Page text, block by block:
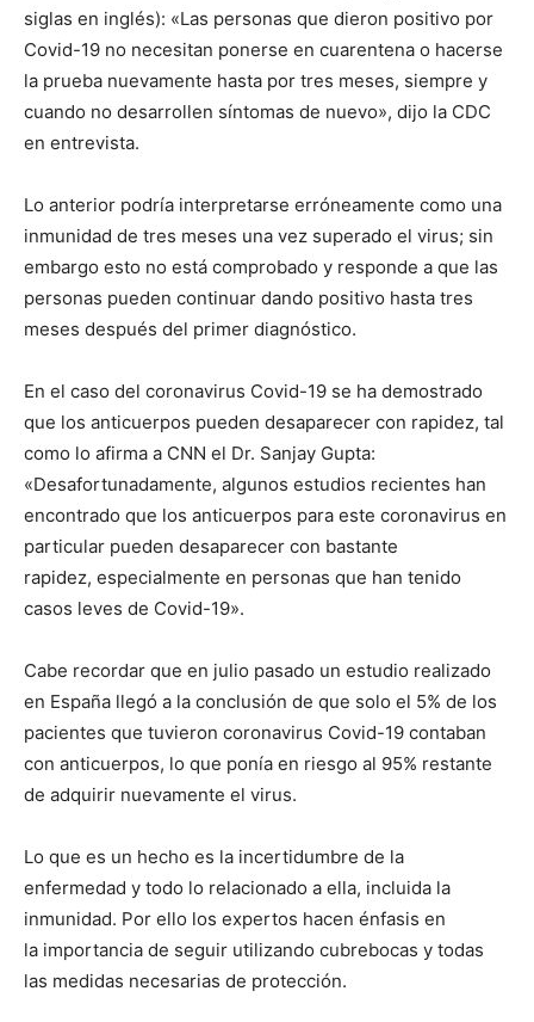
siglas en inglés): «Las personas que dieron positivo por
Covid-19 no necesitan ponerse en cuarentena o hacerse
la prueba nuevamente hasta por tres meses, siempre y
cuando no desarrollen síntomas de nuevo», dijo la CDC
en entrevista.
Lo anterior podría interpretarse erróneamente como una
inmunidad de tres meses una vez superado el virus; sin
embargo esto no está comprobado y responde a que las
personas pueden continuar dando positivo hasta tres
meses después del primer diagnóstico.
En el caso del coronavirus Covid-19 se ha demostrado
que los anticuerpos pueden desaparecer con rapidez, tal
como lo afirma a CNN el Dr. Sanjay Gupta:
«Desafortunadamente, algunos estudios recientes han
encontrado que los anticuerpos para este coronavirus en
particular pueden desaparecer con bastante
rapidez, especialmente en personas que han tenido
casos leves de Covid-19».
Cabe recordar que en julio pasado un estudio realizado
en España llegó a la conclusión de que solo el 5% de los
pacientes que tuvieron coronavirus Covid-19 contaban
con anticuerpos, lo que ponía en riesgo al 95% restante
de adquirir nuevamente el virus.
Lo que es un hecho es la incertidumbre de la
enfermedad y todo lo relacionado a ella, incluida la
inmunidad. Por ello los expertos hacen énfasis en
la importancia de seguir utilizando cubrebocas y todas
las medidas necesarias de protección.